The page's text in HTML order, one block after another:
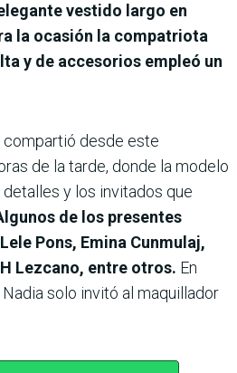
vestido largo en
la ocasión la compatriota
y de accesorios empleó un
compartió desde este
de la tarde, donde la modelo
y los invitados que
de los presentes
Pons, Emina Cunmulaj,
Lezcano, entre otros. En
solo invitó al maquillador